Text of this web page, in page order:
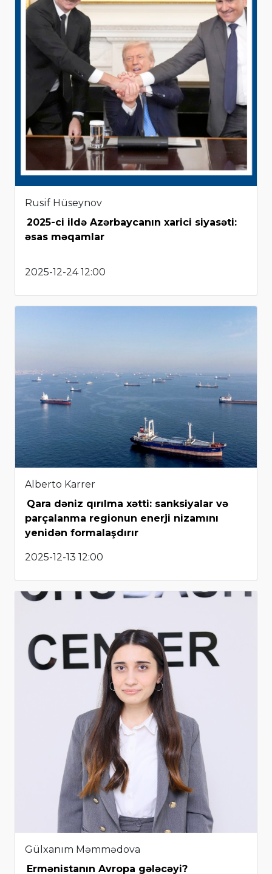
Rusif Hüseynov
2025-ci ildə Azərbaycanın xarici siyasəti:
əsas məqamlar
2025-12-24 12:00
Alberto Karrer
Qara dəniz qırılma xətti: sanksiyalar və
parçalanma regionun enerji nizamını
yenidən formalaşdırır
2025-12-13 12:00
Gülxanım Məmmədova
Ermənistanın Avropa gələcəyi?